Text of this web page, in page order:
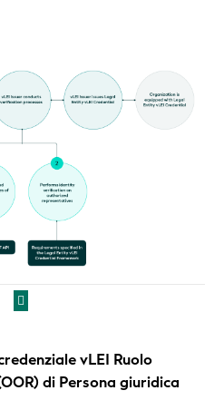
vLEI Ruolo
di Persona giuridica